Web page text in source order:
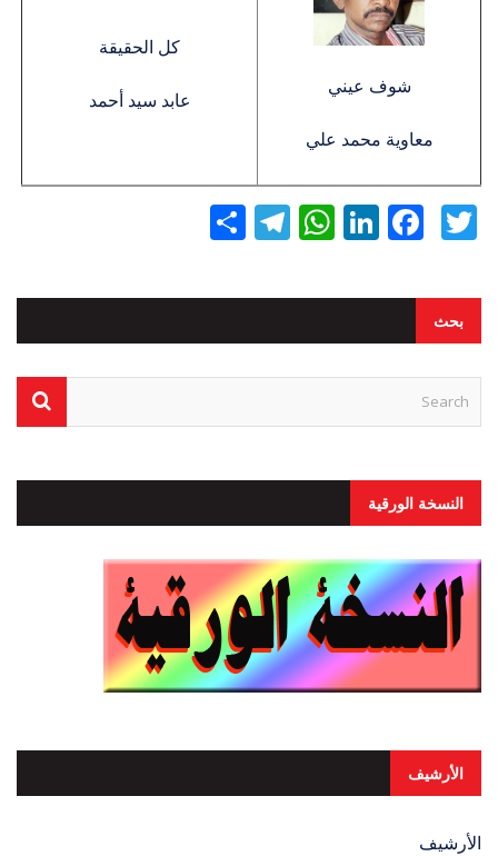
شوف عيني
معاوية محمد علي
كل الحقيقة
عابد سيد أحمد
Twitter
Facebook
LinkedIn
WhatsApp
Telegram
بحث
النسخة الورقية
الأرشيف
الأرشيف